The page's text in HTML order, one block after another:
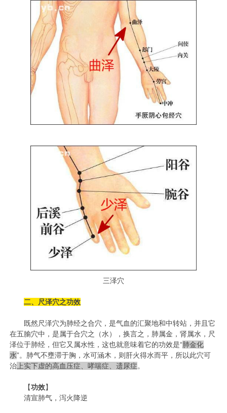
三泽穴
二、尺泽穴之功效
既然尺泽穴为肺经之合穴，是气血的汇聚地和中转站，并且它
在五腧穴中，是属于合穴之（水），换言之，肺属金，肾属水，尺
泽位于肺经，但它又属水性，这也就意味着它的功效是“肺金化
水”。肺气不壅滞于胸，水可涵木，则肝火得水而平，所以此穴可
治 上实下虚的高血压症、哮喘症、遗尿症。
【功效】
清宣肺气，泻火降逆